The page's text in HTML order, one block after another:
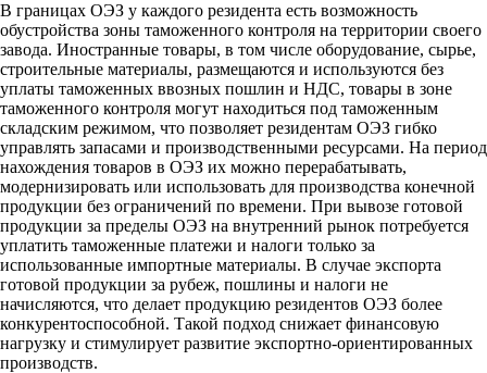
В границах ОЭЗ у каждого резидента есть возможность
обустройства зоны таможенного контроля на территории своего
завода. Иностранные товары, в том числе оборудование, сырье,
строительные материалы, размещаются и используются без
уплаты таможенных ввозных пошлин и НДС, товары в зоне
таможенного контроля могут находиться под таможенным
складским режимом, что позволяет резидентам ОЭЗ гибко
управлять запасами и производственными ресурсами. На период
нахождения товаров в ОЭЗ их можно перерабатывать,
модернизировать или использовать для производства конечной
продукции без ограничений по времени. При вывозе готовой
продукции за пределы ОЭЗ на внутренний рынок потребуется
уплатить таможенные платежи и налоги только за
использованные импортные материалы. В случае экспорта
готовой продукции за рубеж, пошлины и налоги не
начисляются, что делает продукцию резидентов ОЭЗ более
конкурентоспособной. Такой подход снижает финансовую
нагрузку и стимулирует развитие экспортно-ориентированных
производств.